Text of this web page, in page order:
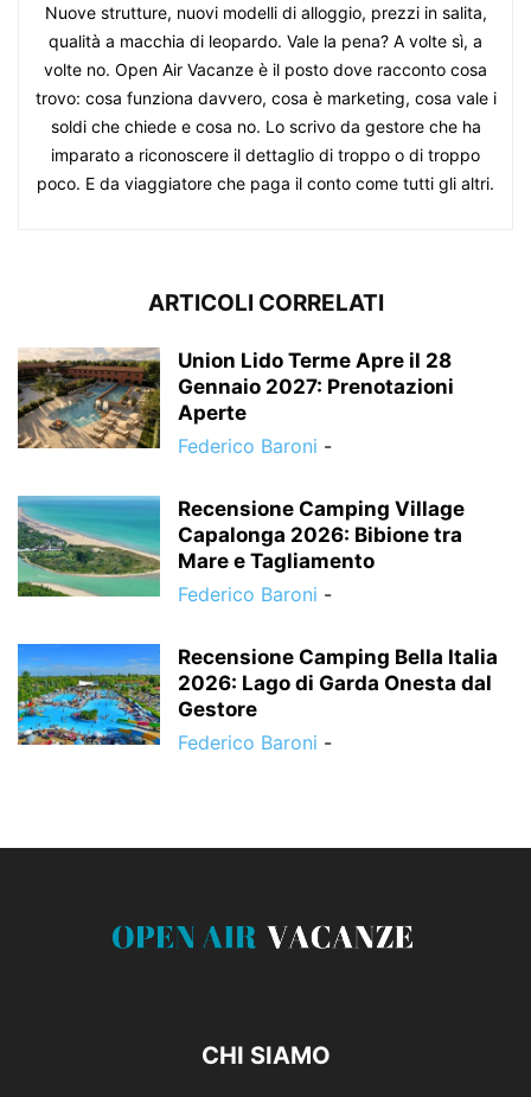
Nuove strutture, nuovi modelli di alloggio, prezzi in salita,
qualità a macchia di leopardo. Vale la pena? A volte sì, a
volte no. Open Air Vacanze è il posto dove racconto cosa
trovo: cosa funziona davvero, cosa è marketing, cosa vale i
soldi che chiede e cosa no. Lo scrivo da gestore che ha
imparato a riconoscere il dettaglio di troppo o di troppo
poco. E da viaggiatore che paga il conto come tutti gli altri.
ARTICOLI CORRELATI
Union Lido Terme Apre il 28
Gennaio 2027: Prenotazioni
Aperte
Federico Baroni -
Recensione Camping Village
Capalonga 2026: Bibione tra
Mare e Tagliamento
Federico Baroni -
Recensione Camping Bella Italia
2026: Lago di Garda Onesta dal
Gestore
Federico Baroni -
CHI SIAMO